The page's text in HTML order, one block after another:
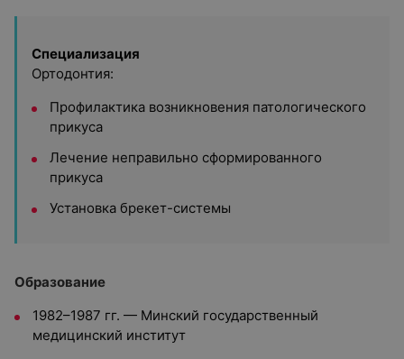
Специализация
Ортодонтия:
Профилактика возникновения патологического
прикуса
Лечение неправильно сформированного
прикуса
Установка брекет-системы
Образование
1982–1987 гг. — Минский государственный
медицинский институт